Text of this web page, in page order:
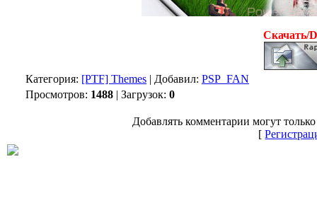
Скачать/
Категория: [PTF] Themes | Добавил: PSP_FAN
Просмотров: 1488 | Загрузок: 0
Добавлять комментарии могут
[